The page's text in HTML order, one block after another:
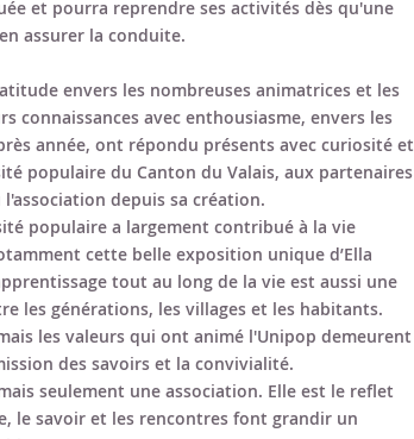
et pourra reprendre ses activités dès qu'une
assurer la conduite.
envers les nombreuses animatrices et les
connaissances avec enthousiasme, envers les
année, ont répondu présents avec curiosité et
populaire du Canton du Valais, aux partenaires
depuis sa création.
populaire a largement contribué à la vie
cette belle exposition unique d’Ella
tout au long de la vie est aussi une
les générations, les villages et les habitants.
les valeurs qui ont animé l'Unipop demeurent
des savoirs et la convivialité.
seulement une association. Elle est le reflet
le savoir et les rencontres font grandir un